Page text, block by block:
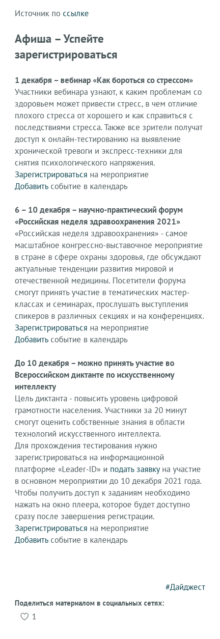
Источник по ссылке
Афиша – Успейте
зарегистрироваться
1 декабря – вебинар «Как бороться со стрессом»
Участники вебинара узнают, к каким проблемам со
здоровьем может привести стресс, в чем отличие
плохого стресса от хорошего и как справиться с
последствиями стресса. Также все зрители получат
доступ к онлайн-тестированию на выявление
хронической тревоги и экспресс-техники для
снятия психологического напряжения.
Зарегистрироваться на мероприятие
Добавитьсобытие в календарь
6 – 10 декабря – научно-практический форум
«Российская неделя здравоохранения 2021»
«Российская неделя здравоохранения» - самое
масштабное конгрессно-выставочное мероприятие
в стране в сфере охраны здоровья, где обсуждают
актуальные тенденции развития мировой и
отечественной медицины. Посетители форума
смогут принять участие в тематических мастер-
классах и семинарах, прослушать выступления
спикеров в различных секциях и на конференциях.
Зарегистрироваться на мероприятие
Добавитьсобытие в календарь
До 10 декабря – можно принять участие во
Всероссийском диктанте по искусственному
интеллекту
Цель диктанта - повысить уровень цифровой
грамотности населения. Участники за 20 минут
смогут оценить собственные знания в области
технологий искусственного интеллекта.
Для прохождения тестирования нужно
зарегистрироваться на информационной
платформе «Leader-ID» и подать заявкуна участие
в основном мероприятии до 10 декабря 2021 года.
Чтобы получить доступ к заданиям необходимо
нажать на окно плеера, которое будет доступно
сразу после завершения регистрации.
Зарегистрироваться на мероприятие
Добавитьсобытие в календарь
#Дайджест
Поделиться материалом в социальных сетях:
1